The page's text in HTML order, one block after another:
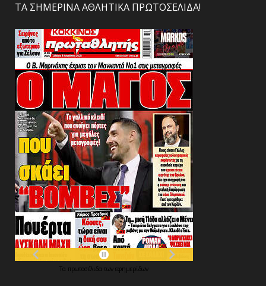
ΤΑ ΣΗΜΕΡΙΝΑ ΑΘΛΗΤΙΚΑ ΠΡΩΤΟΣΕΛΙΔΑ!
Τα πρωτοσέλιδα των εφημερίδων